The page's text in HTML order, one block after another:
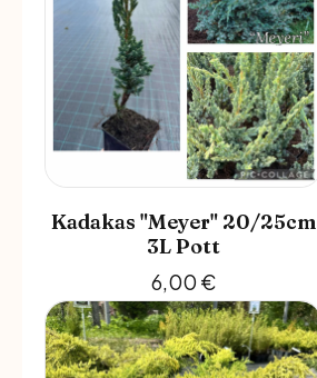
Kadakas "Meyer" 20/25cm
3L Pott
6,00 €